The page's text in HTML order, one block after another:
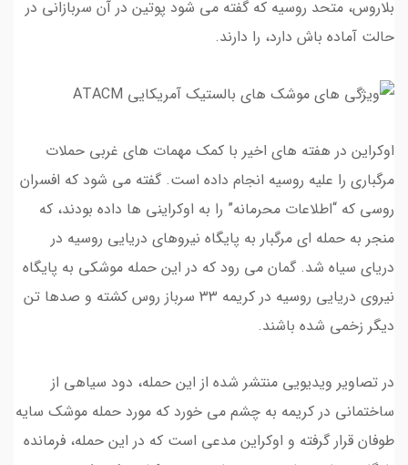
بلاروس، متحد روسیه که گفته می شود پوتین در آن سربازانی در
حالت آماده باش دارد، را دارند.
اوکراین در هفته های اخیر با کمک مهمات های غربی حملات
مرگباری را علیه روسیه انجام داده است. گفته می شود که افسران
روسی که “اطلاعات محرمانه” را به اوکراینی ها داده بودند، که
منجر به حمله ای مرگبار به پایگاه نیروهای دریایی روسیه در
دریای سیاه شد. گمان می رود که در این حمله موشکی به پایگاه
نیروی دریایی روسیه در کریمه ۳۳ سرباز روس کشته و صدها تن
دیگر زخمی شده باشند.
در تصاویر ویدیویی منتشر شده از این حمله، دود سیاهی از
ساختمانی در کریمه به چشم می خورد که مورد حمله موشک سایه
طوفان قرار گرفته و اوکراین مدعی است که در این حمله، فرمانده